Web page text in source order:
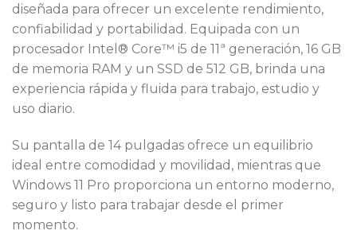
diseñada para ofrecer un excelente rendimiento,
confiabilidad y portabilidad. Equipada con un
procesador Intel® Core™ i5 de 11ª generación, 16 GB
de memoria RAM y un SSD de 512 GB, brinda una
experiencia rápida y fluida para trabajo, estudio y
uso diario.
Su pantalla de 14 pulgadas ofrece un equilibrio
ideal entre comodidad y movilidad, mientras que
Windows 11 Pro proporciona un entorno moderno,
seguro y listo para trabajar desde el primer
momento.